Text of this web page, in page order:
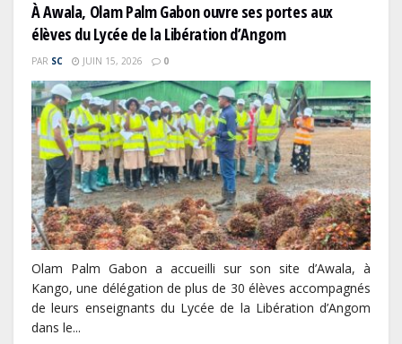
À Awala, Olam Palm Gabon ouvre ses portes aux
élèves du Lycée de la Libération d’Angom
PAR SC JUIN 15, 2026 0
Olam Palm Gabon a accueilli sur son site d’Awala, à
Kango, une délégation de plus de 30 élèves accompagnés
de leurs enseignants du Lycée de la Libération d’Angom
dans le...